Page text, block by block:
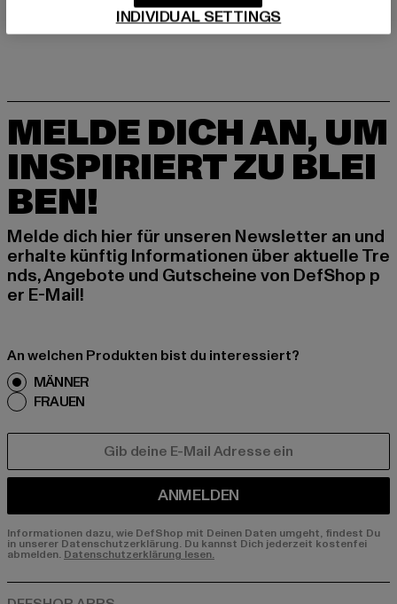
MELDE DICH AN, UM
INSPIRIERT ZU BLEI
BEN!
Melde dich hier für unseren Newsletter an und
erhalte künftig Informationen über aktuelle Tre
nds, Angebote und Gutscheine von DefShop p
er E-Mail!
An welchen Produkten bist du interessiert?
MÄNNER
FRAUEN
ANMELDEN
Informationen dazu, wie DefShop mit Deinen Daten umgeht, findest Du
in unserer Datenschutzerklärung. Du kannst Dich jederzeit kostenfei
abmelden. Datenschutzerklärung lesen.
INDIVIDUAL SETTINGS